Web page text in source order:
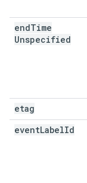
endTime
Unspecified
etag
eventLabelId